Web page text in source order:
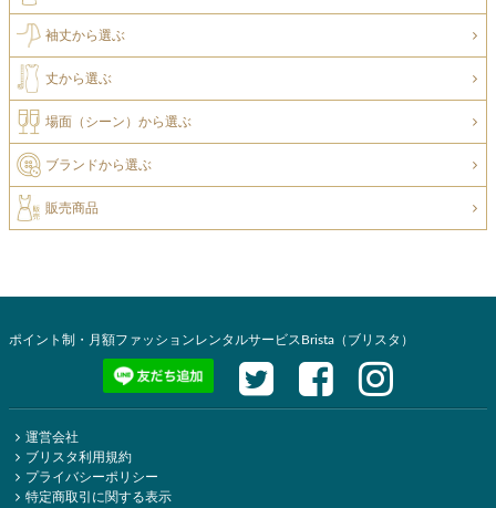
袖丈から選ぶ
丈から選ぶ
場面（シーン）から選ぶ
ブランドから選ぶ
販売商品
ポイント制・月額ファッションレンタルサービスBrista（ブリスタ）
運営会社
ブリスタ利用規約
プライバシーポリシー
特定商取引に関する表示